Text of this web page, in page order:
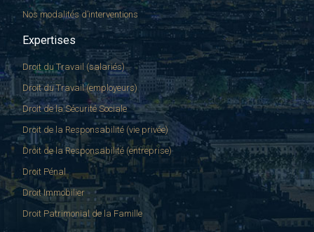
Nos modalités d’interventions
Expertises
Droit du Travail (salariés)
Droit du Travail (employeurs)
Droit de la Sécurité Sociale
Droit de la Responsabilité (vie privée)
Droit de la Responsabilité (entreprise)
Droit Pénal
Droit Immobilier
Droit Patrimonial de la Famille